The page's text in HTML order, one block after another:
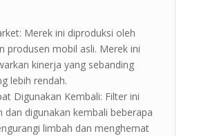
Merek ini diproduksi oleh
produsen mobil asli. Merek ini
kinerja yang sebanding
lebih rendah.
Digunakan Kembali: Filter ini
dan digunakan kembali beberapa
limbah dan menghemat